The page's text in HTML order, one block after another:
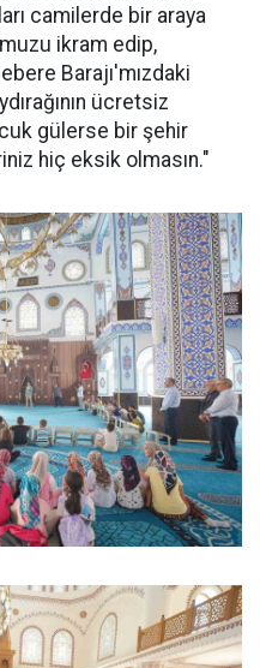
camilerde bir araya
ikram edip,
Barajı'mızdaki
ücretsiz
gülerse bir şehir
hiç eksik olmasın."